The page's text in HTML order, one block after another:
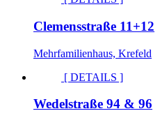
Clemensstraße 11+12
Mehrfamilienhaus, Krefeld
[ DETAILS ]
Wedelstraße 94 & 96